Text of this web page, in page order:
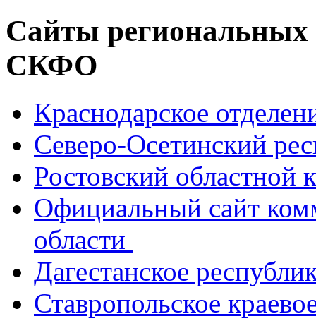
Сайты
СКФО
Краснодарское
Северо-Осетинский
Ростовский
Официальный сайт
области
Дагестанское
Ставропольское